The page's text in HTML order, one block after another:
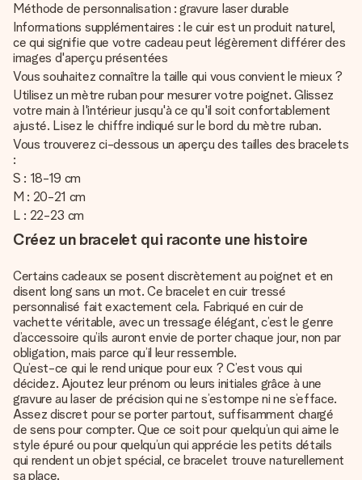
Méthode de personnalisation : gravure laser durable
Informations supplémentaires : le cuir est un produit naturel,
ce qui signifie que votre cadeau peut légèrement différer des
images d'aperçu présentées
Vous souhaitez connaître la taille qui vous convient le mieux ?
Utilisez un mètre ruban pour mesurer votre poignet. Glissez
votre main à l'intérieur jusqu'à ce qu'il soit confortablement
ajusté. Lisez le chiffre indiqué sur le bord du mètre ruban.
Vous trouverez ci-dessous un aperçu des tailles des bracelets
:
S : 18-19 cm
M : 20-21 cm
L : 22-23 cm
Créez un bracelet qui raconte une histoire
Certains cadeaux se posent discrètement au poignet et en
disent long sans un mot. Ce bracelet en cuir tressé
personnalisé fait exactement cela. Fabriqué en cuir de
vachette véritable, avec un tressage élégant, c’est le genre
d’accessoire qu’ils auront envie de porter chaque jour, non par
obligation, mais parce qu’il leur ressemble.
Qu’est-ce qui le rend unique pour eux ? C’est vous qui
décidez. Ajoutez leur prénom ou leurs initiales grâce à une
gravure au laser de précision qui ne s’estompe ni ne s’efface.
Assez discret pour se porter partout, suffisamment chargé
de sens pour compter. Que ce soit pour quelqu’un qui aime le
style épuré ou pour quelqu’un qui apprécie les petits détails
qui rendent un objet spécial, ce bracelet trouve naturellement
sa place.